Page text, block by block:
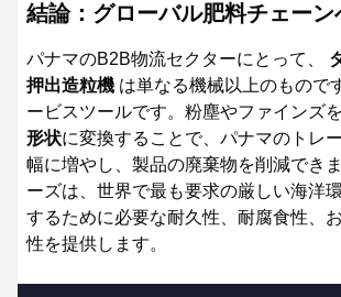
結論：グローバル肥料チェー
パナマのB2B物流セクターにとって、
押出造粒機 は単なる機械以上のもので
ービスツールです。粉塵やファインズ
形状に変換することで、パナマのトレ
幅に増やし、製品の廃棄物を削減でき
ーズは、世界で最も要求の厳しい海洋
するために必要な耐久性、耐腐食性、
性を提供します。